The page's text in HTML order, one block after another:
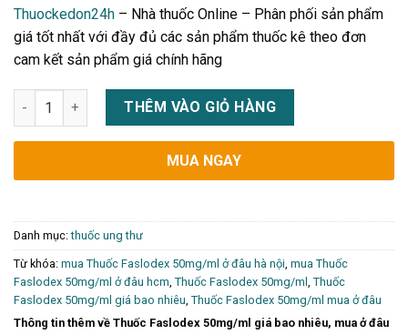
Thuockedon24h – Nhà thuốc Online – Phân phối sản phẩm
giá tốt nhất với đầy đủ các sản phẩm thuốc kê theo đơn
cam kết sản phẩm giá chính hãng
Thuốc Faslodex 50mg/ml giá bao nhiêu, mua ở đâu uy tín
THÊM VÀO GIỎ HÀNG
MUA NGAY
Danh mục:thuốc ung thư
Từ khóa: mua Thuốc Faslodex 50mg/ml ở đâu hà nội, mua Thuốc
Faslodex 50mg/ml ở đâu hcm, Thuốc Faslodex 50mg/ml , Thuốc
Faslodex 50mg/ml giá bao nhiêu, Thuốc Faslodex 50mg/ml mua ở đâu
Thông tin thêm về Thuốc Faslodex 50mg/ml giá bao nhiêu, mua ở đâu